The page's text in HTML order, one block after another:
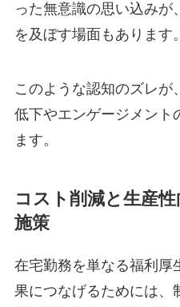
った無意識の思い込みが
を及ぼす場面もあります。
このような認知のズレが
低下やエンゲージメント
ます。
コスト削減と生産
施策
在宅勤務を単なる福利厚
果につなげるためには、